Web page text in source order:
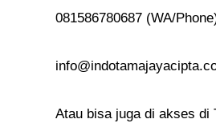
081586780687 (WA/
Atau bisa juga di akses di